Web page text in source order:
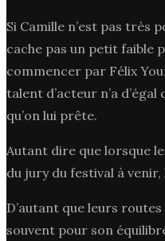
Si Camille n’est pas très
cache pas un petit faible
commencer par Félix
talent d’acteur n’a
qu’on lui prête.
Autant dire que lorsque
du jury du festival à venir,
D’autant que leurs
souvent pour son